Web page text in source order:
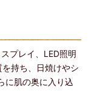
プレイ、LED照明
持ち、日焼けやシ
に肌の奥に入り込